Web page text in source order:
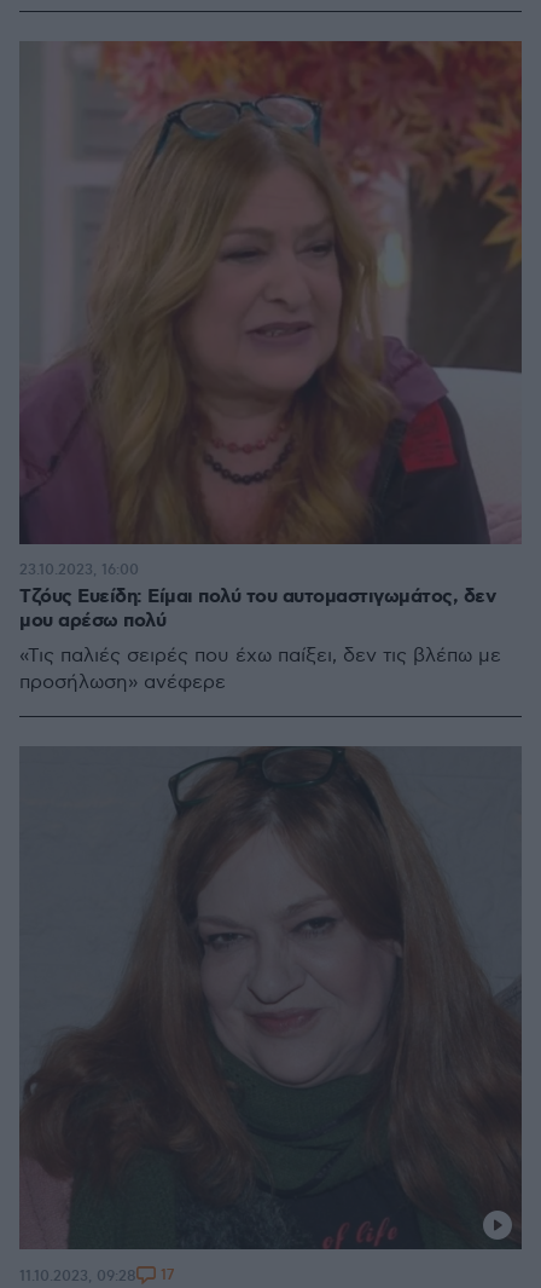
Τζόυς Ευείδη: Είμαι πολύ του αυτομαστιγωμάτος, δεν
μου αρέσω πολύ
«Τις παλιές σειρές που έχω παίξει, δεν τις βλέπω με
προσήλωση» ανέφερε
23.10.2023, 16:00
11.10.2023, 09:28 17